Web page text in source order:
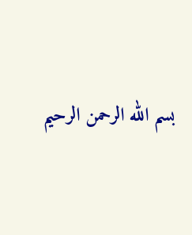
بسم الله الرحمن الرحيم